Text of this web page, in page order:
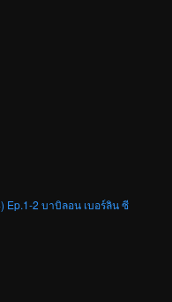
Ep.1-2 บาบิลอน เบอร์ลิน ซี